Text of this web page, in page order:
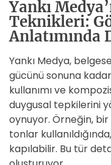
Yankı
Teknikleri:
Anlatımında
Yankı Medya,
gücünü sonuna
kullanımı ve
duygusal tepkilerini
oynuyor. Örneğin,
tonlar
kapılabilir. Bu tür